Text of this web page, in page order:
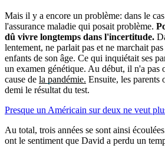
Mais il y a encore un problème: dans le
l'assurance maladie qui posait problème.
dû vivre longtemps dans l'incertitude.
lentement, ne parlait pas et ne marchait
enfants de son âge. Ce qui inquiétait ses
un examen génétique. Au début, il n'a pas
cause de la pandémie. Ensuite, les parents
demi le résultat du test.
Presque un Américain sur deux ne veut
Au total, trois années se sont ainsi
ont le sentiment que David a perdu un